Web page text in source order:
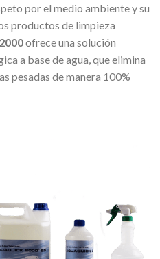
por el medio ambiente y su
productos de limpieza
ofrece una solución
a base de agua, que elimina
pesadas de manera 100%